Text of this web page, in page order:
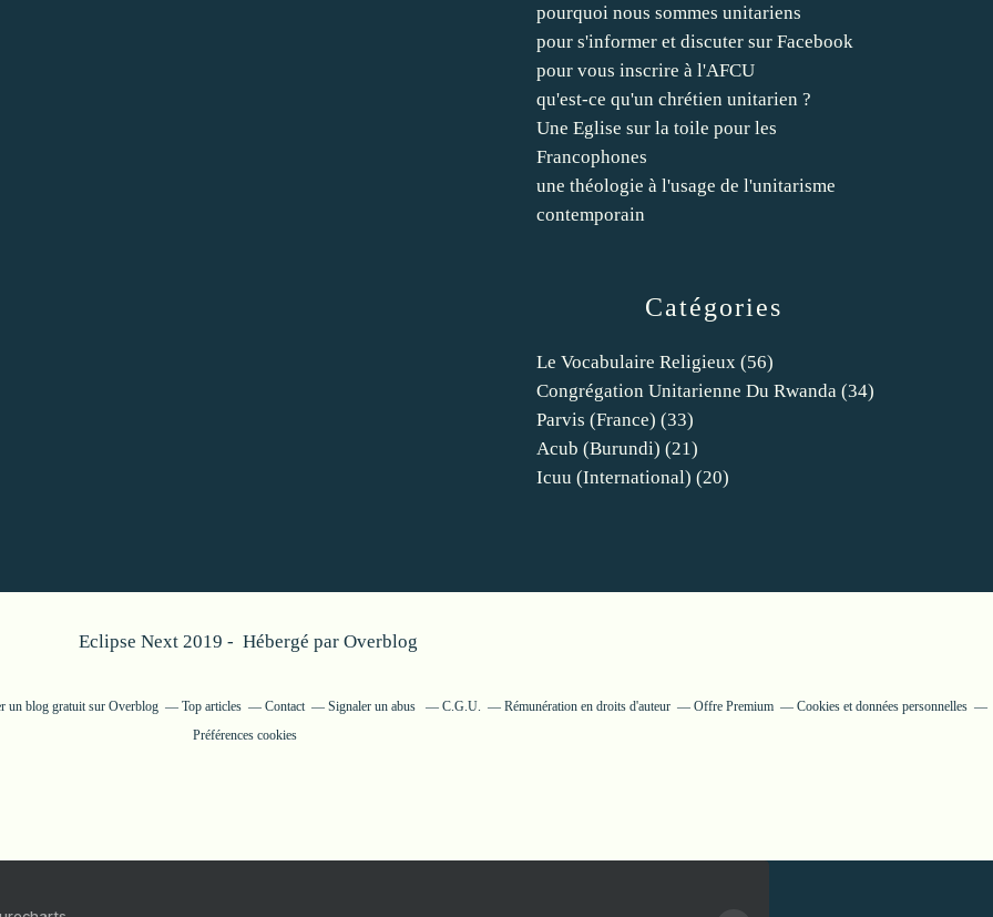
Catégories
Le Vocabulaire Religieux (56)
Congrégation Unitarienne Du Rwanda (34)
Parvis (france) (33)
Acub (burundi) (21)
Icuu (international) (20)
pourquoi nous sommes unitariens
pour s'informer et discuter sur Facebook
pour vous inscrire à l'AFCU
qu'est-ce qu'un chrétien unitarien ?
Une Eglise sur la toile pour les
Francophones
une théologie à l'usage de l'unitarisme
contemporain
Eclipse Next 2019 - Hébergé par Overblog
un blog gratuit sur Overblog Top articles Contact Signaler un abus C.G.U. Rémunération en droits d'auteur Offre Premium
Cookies et données personnelles
Préférences cookies